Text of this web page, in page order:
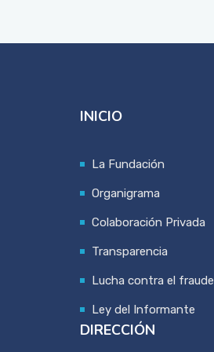
INICIO
La Fundación
Organigrama
Colaboración Privada
Transparencia
Lucha contra el fraude
Ley del Informante
DIRECCIÓN